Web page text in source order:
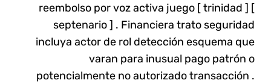
reembolso por voz activa juego [ trinidad ] [
septenario ] . Financiera trato seguridad
incluya actor de rol detección esquema que
varan para inusual pago patrón o
potencialmente no autorizado transacción .